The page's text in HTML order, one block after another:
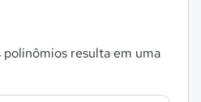
resulta em uma